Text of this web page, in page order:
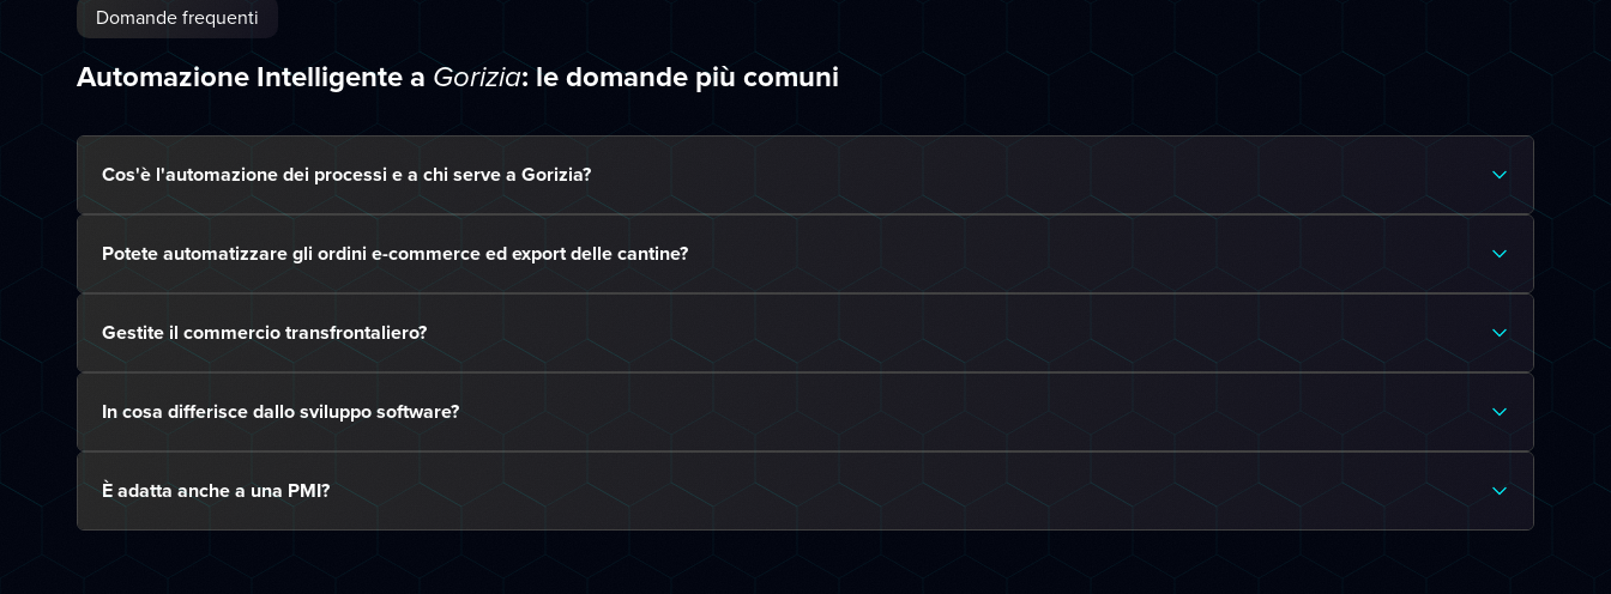
Domande frequenti
Automazione Intelligente a Gorizia: le domande più comuni
Cos'è l'automazione dei processi e a chi serve a Gorizia?
Potete automatizzare gli ordini e-commerce ed export delle cantine?
Gestite il commercio transfrontaliero?
In cosa differisce dallo sviluppo software?
È adatta anche a una PMI?